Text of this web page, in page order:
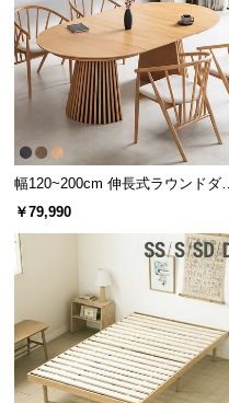
セ
ル
に
つ
て
保
証
に
会
員
幅120~200cm 伸長式ラウンドダイ
ニングテーブル 6人掛け 天然木突
￥79,990